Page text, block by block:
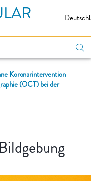
Koronarintervention
(OCT) bei der